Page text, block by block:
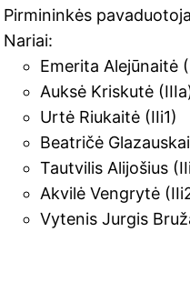
Pirmininkės
Nariai:
Emerita Alejūnaitė
Auksė Kriskutė
Urtė Riukaitė (IIi1)
Beatričė
Tautvilis Alijošius
Akvilė Vengrytė
Vytenis Jurgis